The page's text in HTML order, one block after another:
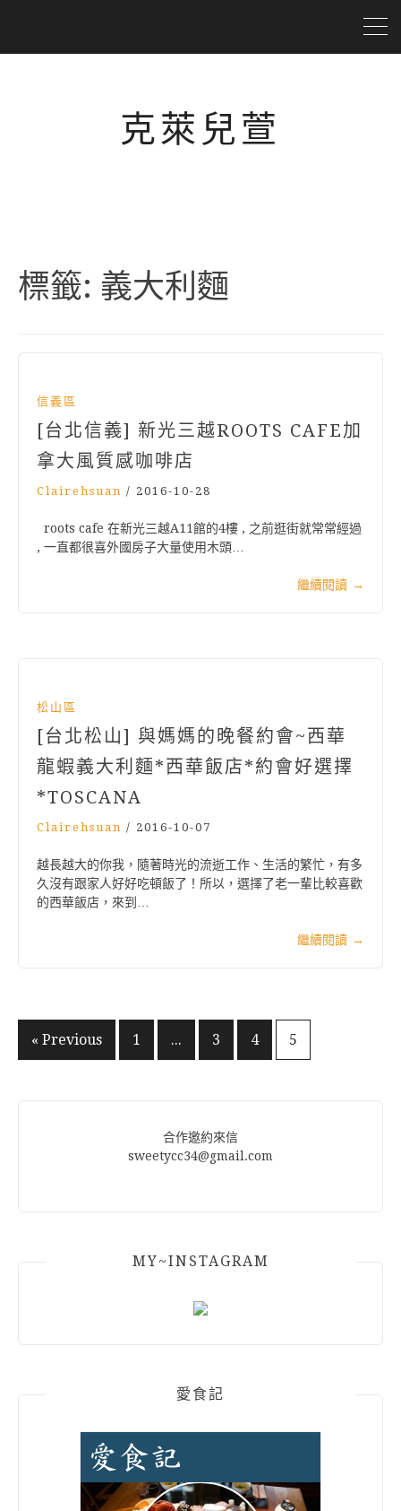
克萊兒萱
標籤: 義大利麵
信義區
[台北信義] 新光三越ROOTS CAFE加
拿大風質感咖啡店
Clairehsuan / 2016-10-28
roots cafe 在新光三越A11館的4樓 , 之前逛街就常常經過
, 一直都很喜外國房子大量使用木頭…
繼續閱讀 →
松山區
[台北松山] 與媽媽的晚餐約會~西華
龍蝦義大利麵*西華飯店*約會好選擇
*TOSCANA
Clairehsuan / 2016-10-07
越長越大的你我，隨著時光的流逝工作、生活的繁忙，有多
久沒有跟家人好好吃頓飯了！所以，選擇了老一輩比較喜歡
的西華飯店，來到…
繼續閱讀 →
文
« Previous 1 ... 3 4 5
合作邀約來信
sweetycc34@gmail.com
MY~INSTAGRAM
愛食記